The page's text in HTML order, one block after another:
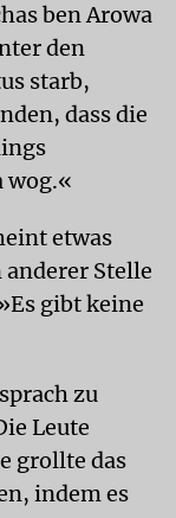
ben Arowa
den
starb,
dass die
wog.«
etwas
Stelle
gibt keine
zu
Leute
grollte das
indem es